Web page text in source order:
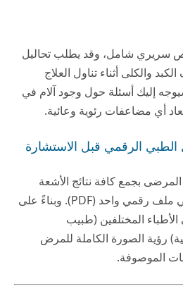
سريري شامل، وقد يطلب تحاليل
والكلى أثناء تناول العلاج
إليك أسئلة حول وجود آلام في
أي مضاعفات رئوية وعائية.
الرقمي قبل الاستشارة
المرضى بجمع كافة نتائج الأشعة
المقطعية وتحاليل العين في ملف رقمي واحد (PDF). وبناءً على
المختلفين (طبيب
رؤية الصورة الكاملة للمرض
الموصوفة.